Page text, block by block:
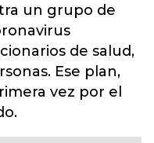
un grupo de
de salud,
Ese plan,
vez por el